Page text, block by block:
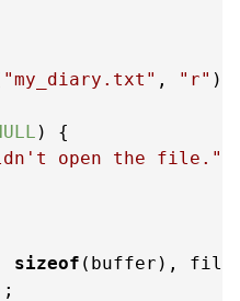
"my_diary.txt" , "r" );
open the file."
sizeof (buffer),